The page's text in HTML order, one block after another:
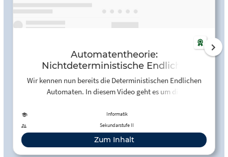
Automatentheorie:
Nichtdeterministische Endliche
Automaten (NEA) - YouTube
Wir kennen nun bereits die Deterministischen Endlichen
Automaten. In diesem Video geht es um die
sind, wo...
Informatik
Sekundarstufe II
Zum Inhalt